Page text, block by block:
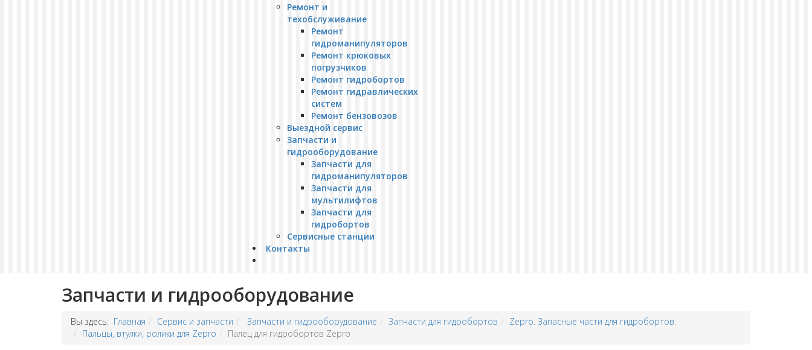
Ремонт и
техобслуживание
Ремонт
гидроманипуляторов
Ремонт крюковых
погрузчиков
Ремонт гидробортов
Ремонт гидравлических
систем
Ремонт бензовозов
Выездной сервис
Запчасти и
гидрооборудование
Запчасти для
гидроманипуляторов
Запчасти для
мультилифтов
Запчасти для
гидробортов
Сервисные станции
Контакты
Запчасти и гидрооборудование
Вы здесь: Главная Сервис и запчасти Запчасти и гидрооборудование Запчасти для гидробортов
Zepro. Запасные части для гидробортов.
Пальцы, втулки, ролики для Zepro
Палец для гидробортов Zepro